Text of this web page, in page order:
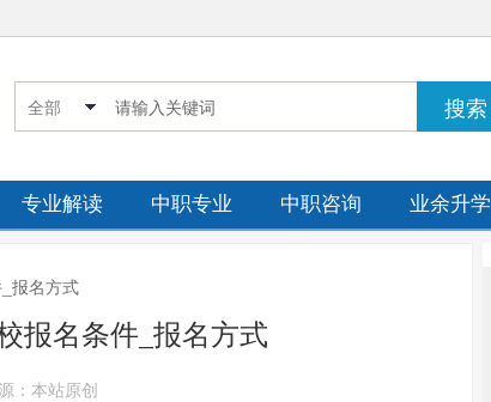
专业解读 中职专业 中职咨询 业余升学
报名方式
报名条件_报名方式
：本站原创